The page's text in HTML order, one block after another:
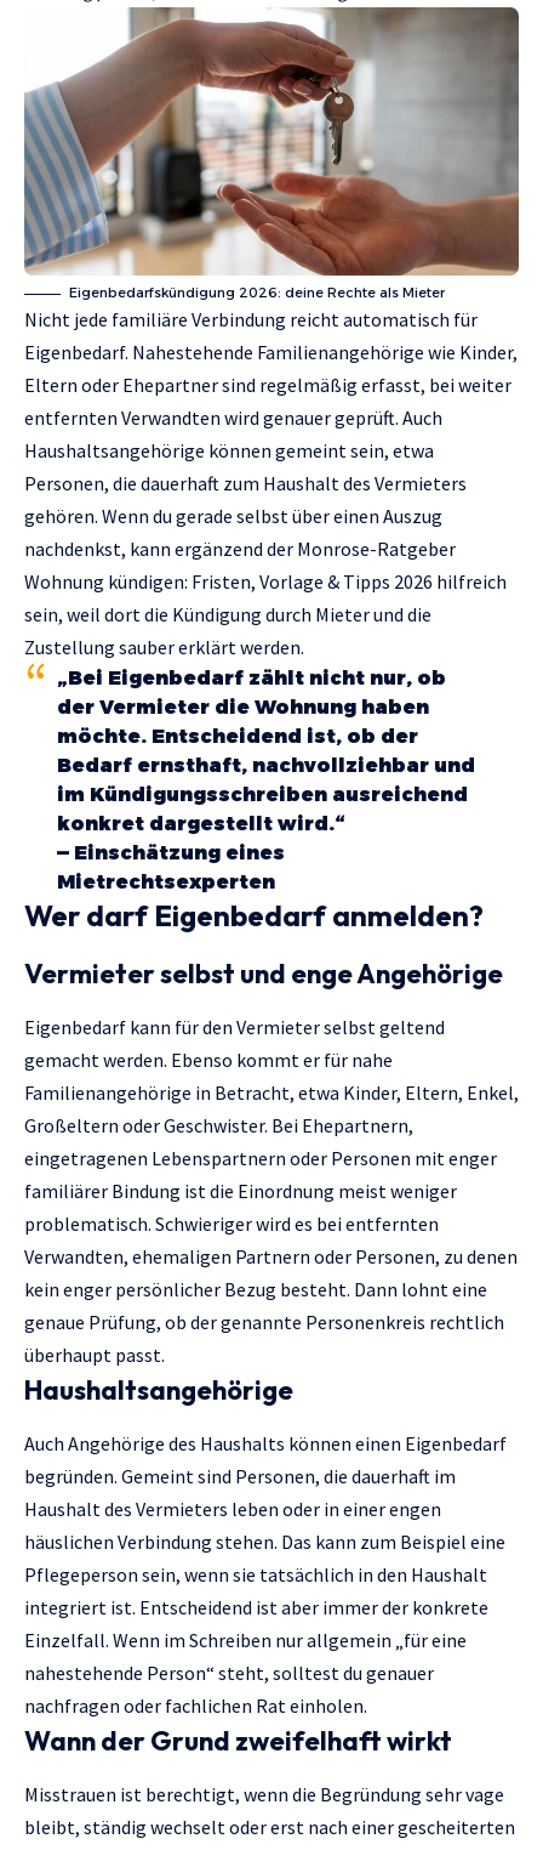
Eigenbedarfskündigung 2026: deine Rechte als Mieter
Nicht jede familiäre Verbindung reicht automatisch für
Eigenbedarf. Nahestehende Familienangehörige wie Kinder,
Eltern oder Ehepartner sind regelmäßig erfasst, bei weiter
entfernten Verwandten wird genauer geprüft. Auch
Haushaltsangehörige können gemeint sein, etwa
Personen, die dauerhaft zum Haushalt des Vermieters
gehören. Wenn du gerade selbst über einen Auszug
nachdenkst, kann ergänzend der Monrose-Ratgeber
Wohnung kündigen: Fristen, Vorlage & Tipps 2026 hilfreich
sein, weil dort die Kündigung durch Mieter und die
Zustellung sauber erklärt werden.
„Bei Eigenbedarf zählt nicht nur, ob
der Vermieter die Wohnung haben
möchte. Entscheidend ist, ob der
Bedarf ernsthaft, nachvollziehbar und
im Kündigungsschreiben ausreichend
konkret dargestellt wird.“
— Einschätzung eines
Mietrechtsexperten
Wer darf Eigenbedarf anmelden?
Vermieter selbst und enge Angehörige
Eigenbedarf kann für den Vermieter selbst geltend
gemacht werden. Ebenso kommt er für nahe
Familienangehörige in Betracht, etwa Kinder, Eltern, Enkel,
Großeltern oder Geschwister. Bei Ehepartnern,
eingetragenen Lebenspartnern oder Personen mit enger
familiärer Bindung ist die Einordnung meist weniger
problematisch. Schwieriger wird es bei entfernten
Verwandten, ehemaligen Partnern oder Personen, zu denen
kein enger persönlicher Bezug besteht. Dann lohnt eine
genaue Prüfung, ob der genannte Personenkreis rechtlich
überhaupt passt.
Haushaltsangehörige
Auch Angehörige des Haushalts können einen Eigenbedarf
begründen. Gemeint sind Personen, die dauerhaft im
Haushalt des Vermieters leben oder in einer engen
häuslichen Verbindung stehen. Das kann zum Beispiel eine
Pflegeperson sein, wenn sie tatsächlich in den Haushalt
integriert ist. Entscheidend ist aber immer der konkrete
Einzelfall. Wenn im Schreiben nur allgemein „für eine
nahestehende Person“ steht, solltest du genauer
nachfragen oder fachlichen Rat einholen.
Wann der Grund zweifelhaft wirkt
Misstrauen ist berechtigt, wenn die Begründung sehr vage
bleibt, ständig wechselt oder erst nach einer gescheiterten